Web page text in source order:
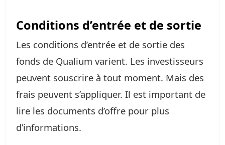
Conditions d’entrée et de sortie
Les conditions d’entrée et de sortie des
fonds de Qualium varient. Les investisseurs
peuvent souscrire à tout moment. Mais des
frais peuvent s’appliquer. Il est important de
lire les documents d’offre pour plus
d’informations.